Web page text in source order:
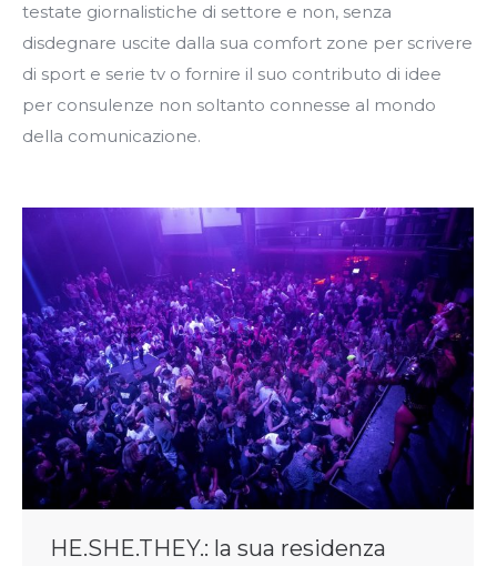
testate giornalistiche di settore e non, senza
disdegnare uscite dalla sua comfort zone per scrivere
di sport e serie tv o fornire il suo contributo di idee
per consulenze non soltanto connesse al mondo
della comunicazione.
HE.SHE.THEY.: la sua residenza